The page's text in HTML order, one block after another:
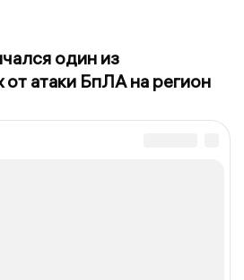
один из
атаки БпЛА на регион